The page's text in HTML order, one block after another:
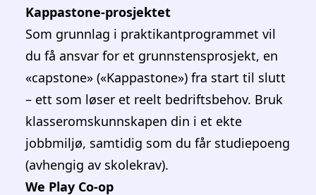
Kappastone-prosjektet
Som grunnlag i praktikantprogrammet vil
du få ansvar for et grunnstensprosjekt, en
«capstone» («Kappastone») fra start til slutt
– ett som løser et reelt bedriftsbehov. Bruk
klasseromskunnskapen din i et ekte
jobbmiljø, samtidig som du får studiepoeng
(avhengig av skolekrav).
We Play Co-op